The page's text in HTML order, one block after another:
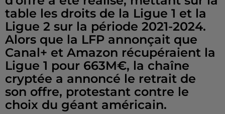
table les droits de la Ligue 1 et la
Ligue 2 sur la période 2021-2024.
Alors que la LFP annonçait que
Canal+ et Amazon récupéraient la
Ligue 1 pour 663M€, la chaîne
cryptée a annoncé le retrait de
son offre, protestant contre le
choix du géant américain.